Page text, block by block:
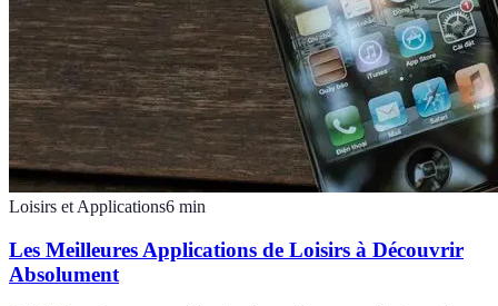
Loisirs et Applications6 min
Les Meilleures Applications de Loisirs à Découvrir
Absolument